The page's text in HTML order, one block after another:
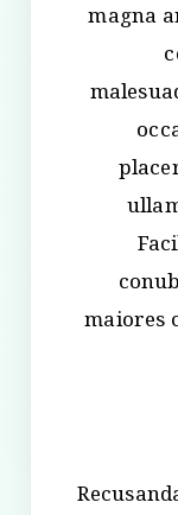
magna
maiores